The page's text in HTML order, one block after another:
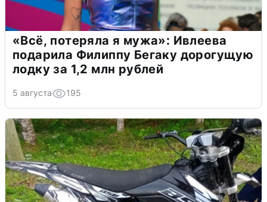
«Всё, потеряла я мужа»: Ивлеева
подарила Филиппу Бегаку дорогущую
лодку за 1,2 млн рублей
5 августа 195